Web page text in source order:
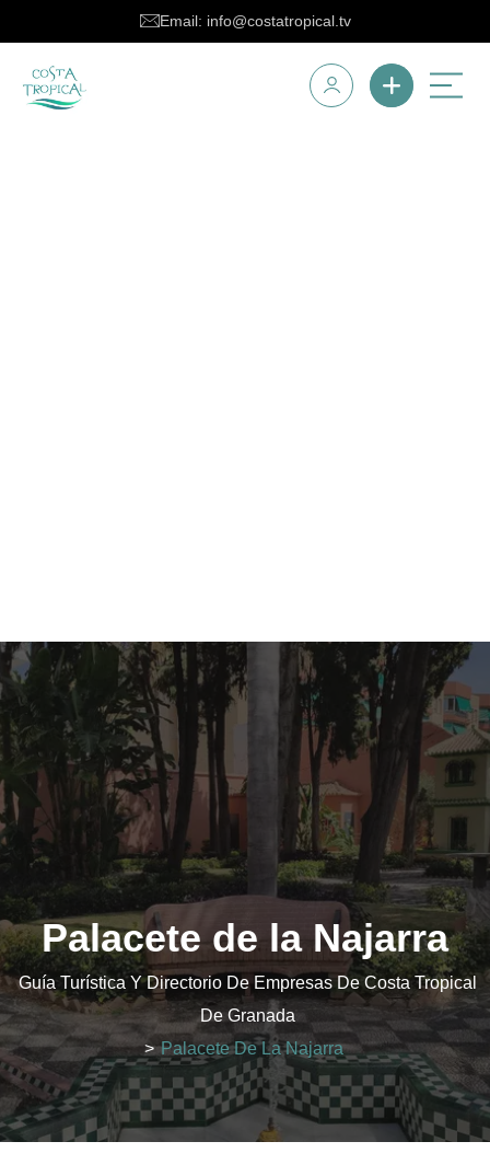
Email: info@costatropical.tv
Palacete de la Najarra
Guía Turística Y Directorio De Empresas De Costa Tropical
De Granada
>Palacete De La Najarra